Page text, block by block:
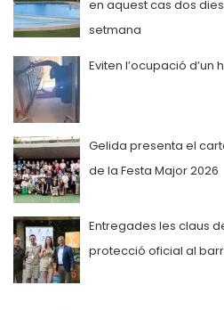
en aquest cas dos
setmana
Eviten l’ocupació
Gelida presenta el
de la Festa Major 2026
Entregades les claus
protecció oficial al